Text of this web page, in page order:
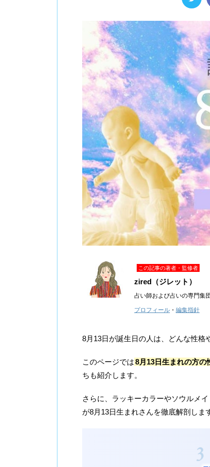
この記事の著者・監修者
zired（ジレット）
占い師および占いの専門集
プロフィール ・ 編集指針
8月13日が誕生日の人は、どんな性格
このページでは8月13日生まれの方の
ちも紹介します。
さらに、ラッキーカラーやソウルメ
が8月13日生まれさんを徹底解剖しま